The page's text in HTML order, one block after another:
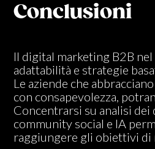
Conclusioni
Il digital marketing B2B
adattabilità e strategie
Le aziende che
con consapevolezza,
Concentrarsi su analisi dei
community social e IA
raggiungere gli obiettivi di